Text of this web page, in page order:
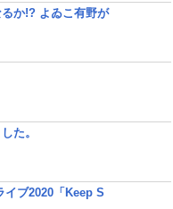
るか!? よゐこ有野が
た。
イブ2020「Keep S